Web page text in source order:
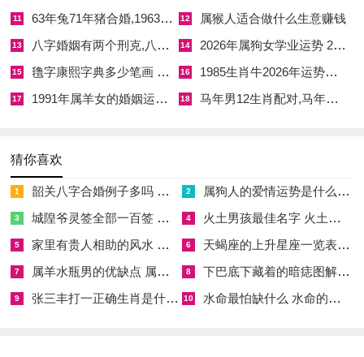
若黄历显示“冲虎煞南”~则预示此日生肖属虎之人易遇波折、南
方同样为不利方位,前往南方需三思;或采取其他化解措施！
出门注意事项
选择吉日固然重大；但出行前后的细节准备与心态调整同样关系
到旅途的顺利与否。吉日吉时出发后，也需保持谨慎愉快的心
态.
出行前夜应保证充足睡眠~检查行李物品是否齐全，最证明身份
11 63年兔71年猪合婚,1963年兔和1971年猪婚配 12 属猴人适合做什么生意赚钱
13 八字婚姻有两个刑克,八字婚姻有两个刑克怎么办 14 2026年属狗女学业运势 2006年属狗女2026年学业如何
15 氇字康熙字典多少笔画 氇的繁体字多少画笔五行属性 16 1985生肖牛2026年运势及运程
17 1991年属羊女的婚姻运势如何 1991属羊女的婚姻和命运如何 18 马年男12生肖配对,马年男生和什么生肖最合
猜你喜欢
1 韶关八字合婚例子多吗 韶关八字测风水 2 属狗人的爱情运势是什么意思 属狗的人爱情观
3 城隍爷灵签全部一百签 城隍爷灵签解签大全 4 火土男孩最佳名字 火土属性的字男孩名字有哪些
5 家里有贵人相助的风水 家里有贵人是什么意思 6 天蝎座的上升星座一览表 天蝎座的上升星座查询
7 属羊水瓶男的优缺点 属羊水瓶座男生性格爱情观 8 下巴底下藏着的暗痣图解 下巴尖底下有痣代表什么
9 张三丰打一正确生肖是什么意思 张三丰是指什么生肖 10 水命最怕缺什么 水命的人忌什么